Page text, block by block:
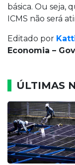
básica. Ou seja,
ICMS não será
Editado por
Economia –
ÚLTIMAS